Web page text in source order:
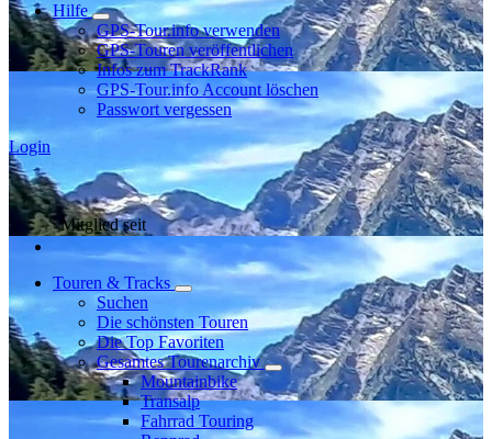
Hilfe
GPS-Tour.info verwenden
GPS-Touren veröffentlichen
Infos zum TrackRank
GPS-Tour.info Account löschen
Passwort vergessen
Login
Mitglied seit
Touren & Tracks
Suchen
Die schönsten Touren
Die Top Favoriten
Gesamtes Tourenarchiv
Mountainbike
Transalp
Fahrrad Touring